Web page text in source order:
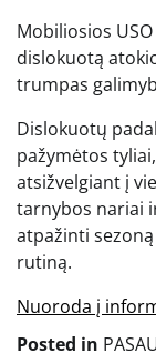
Mobiliosios
dislokuotą
trumpas
Dislokuotų
pažymėtos
atsižvelgiant į
tarnybos nariai
atpažinti
rutiną.
Nuoroda į
Posted in